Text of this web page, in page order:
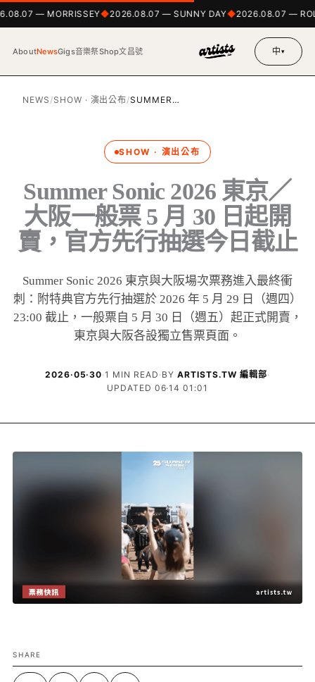
— MORRISSEY 2026.08.07 — SUNNY DAY 2026.08.07 —
AboutNewsGigs音樂祭Shop文昌號 中▾
NEWS /SHOW · 演出公布/SUMMER…
SHOW · 演出公布
Summer Sonic 2026 東京／
大阪一般票 5 月 30 日起開
賣，官方先行抽選今日截止
Summer Sonic 2026 東京與大阪場次票務進入最終衝
刺：附特典官方先行抽選於 2026 年 5 月 29 日（週四）
23:00 截止，一般票自 5 月 30 日（週五）起正式開賣，
東京與大阪各設獨立售票頁面。
2026·05·30·1 MIN READ · BY ARTISTS.TW 編輯部·
UPDATED 06·14 01:01
SHARE